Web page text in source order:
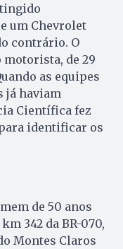
um Chevrolet
contrário. O
de 29
as equipes
já haviam
Científica fez
identificar os
de 50 anos
342 da BR-070,
Montes Claros